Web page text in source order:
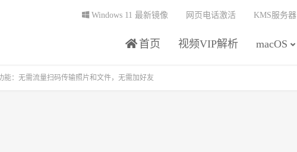
首页 视频VIP解析 macOS
Windows 11 最新镜像 网页电话激活 KMS服务器
能：无需流量扫码传输照片和文件，无需加好友